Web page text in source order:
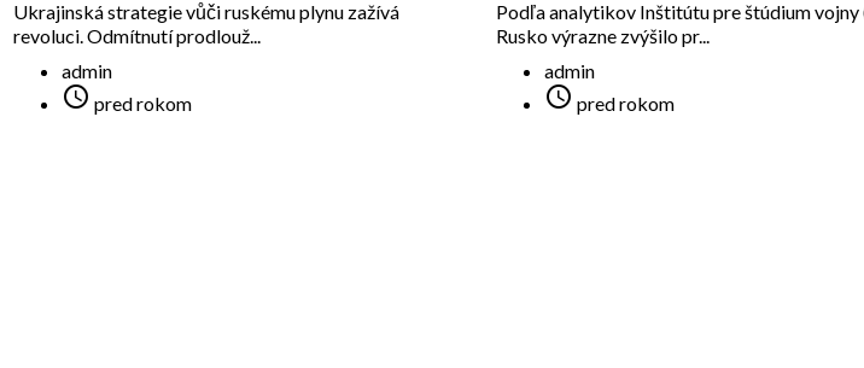
Ukrajinská strategie vůči ruskému plynu zažívá
revoluci. Odmítnutí prodlouž...
admin
 pred rokom
Podľa analytikov Inštitútu pre štúdium vojny
Rusko výrazne zvýšilo pr...
admin
 pred rokom